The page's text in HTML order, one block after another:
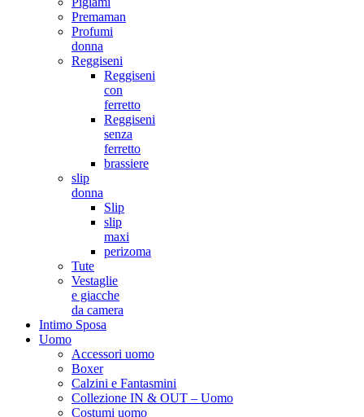
Premaman
Profumi
donna
Reggiseni
Reggiseni
con
ferretto
Reggiseni
senza
ferretto
brassiere
slip
donna
Slip
slip
maxi
perizoma
Tute
Vestaglie
e giacche
da camera
Intimo Sposa
Uomo
Accessori uomo
Boxer
Calzini e Fantasmini
Collezione IN & OUT – Uomo
Costumi uomo